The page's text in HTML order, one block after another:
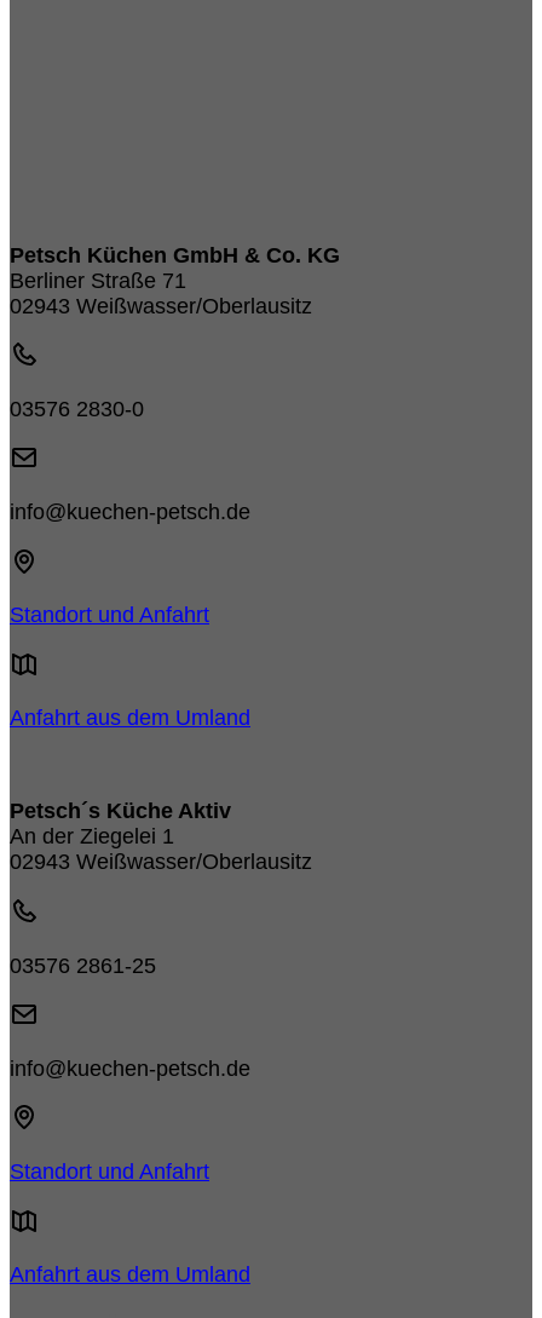
Petsch Küchen GmbH & Co. KG
Berliner Straße 71
02943 Weißwasser/Oberlausitz
03576 2830-0
info@kuechen-petsch.de
Standort und Anfahrt
Anfahrt aus dem Umland
Petsch´s Küche Aktiv
An der Ziegelei 1
02943 Weißwasser/Oberlausitz
03576 2861-25
info@kuechen-petsch.de
Standort und Anfahrt
Anfahrt aus dem Umland